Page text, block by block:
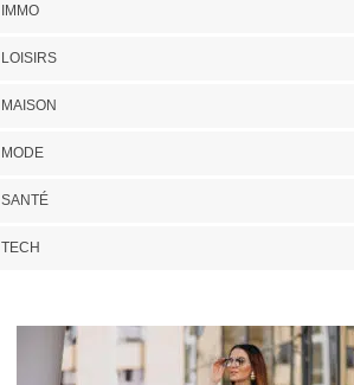
IMMO
LOISIRS
MAISON
MODE
SANTÉ
TECH